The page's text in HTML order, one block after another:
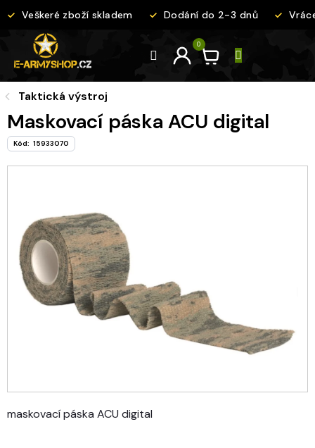
na
Veškeré zboží skladem Dodání do 2-3 dnů
Taktická výstroj
Maskovací páska ACU digital
Kód: 15933070
maskovací páska ACU digital